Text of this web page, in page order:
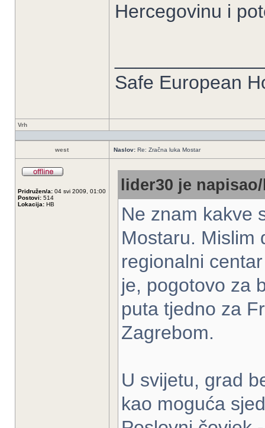
Hercegovinu i
Safe European
Vrh
west Naslov: Re: Zračna luka Mostar
Pridružen/a: 04 svi 2009, 01:00
Postovi: 514
Lokacija: HB
lider30 je
Ne znam kakve
Mostaru. Mislim
regionalni
je, pogotovo za
puta tjedno za
Zagrebom.
U svijetu, grad
kao moguća